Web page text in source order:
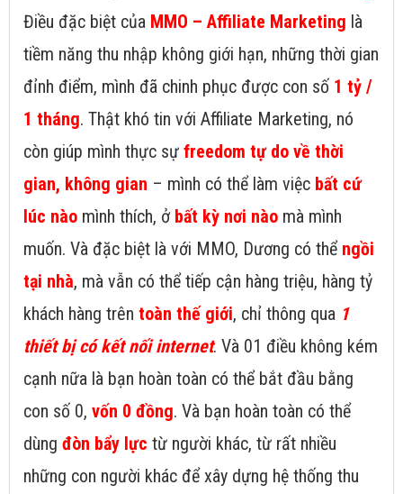
Điều đặc biệt của MMO – Affiliate Marketing là
tiềm năng thu nhập không giới hạn, những thời gian
đỉnh điểm, mình đã chinh phục được con số 1 tỷ /
1 tháng. Thật khó tin với Affiliate Marketing, nó
còn giúp mình thực sự freedom tự do về thời
gian, không gian – mình có thể làm việc bất cứ
lúc nào mình thích, ở bất kỳ nơi nào mà mình
muốn. Và đặc biệt là với MMO, Dương có thể ngồi
tại nhà, mà vẫn có thể tiếp cận hàng triệu, hàng tỷ
khách hàng trên toàn thế giới, chỉ thông qua 1
thiết bị có kết nối internet. Và 01 điều không kém
cạnh nữa là bạn hoàn toàn có thể bắt đầu bằng
con số 0, vốn 0 đồng. Và bạn hoàn toàn có thể
dùng đòn bẩy lực từ người khác, từ rất nhiều
những con người khác để xây dựng hệ thống thu